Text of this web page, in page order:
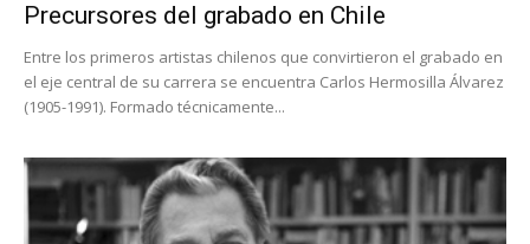
Precursores del grabado en Chile
Entre los primeros artistas chilenos que convirtieron el grabado en
el eje central de su carrera se encuentra Carlos Hermosilla Álvarez
(1905-1991). Formado técnicamente...